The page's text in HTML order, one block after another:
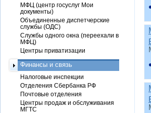
МФЦ (центр госуслуг Мои
документы)
Объединенные диспетчерские
службы (ОДС)
Службы одного окна (переехали в
МФЦ)
Центры приватизации
Финансы и связь
Налоговые инспекции
Отделения Сбербанка РФ
Почтовые отделения
Центры продаж и обслуживания
МГТС